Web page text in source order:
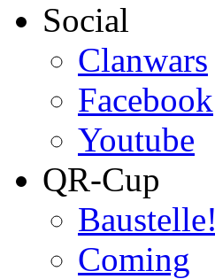
Social
Clanwars
Facebook
Youtube
QR-Cup
Baustelle!
Coming